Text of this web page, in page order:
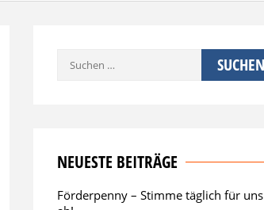
Suchen
NEUESTE BEITRÄGE
Förderpenny – Stimme täglich für uns